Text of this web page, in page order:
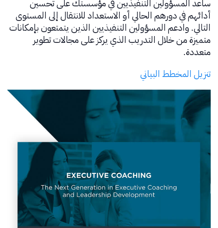
ساعد المسؤولين التنفيذيين في مؤسستك على تحسين
أدائهم في دورهم الحالي أو الاستعداد للانتقال إلى المستوى
التالي. وادعم المسؤولين التنفيذيين الذين يتمتعون بإمكانات
متميزة من خلال التدريب الذي يركز على مجالات تطوير
متعددة.
تنزيل المخطط البياني